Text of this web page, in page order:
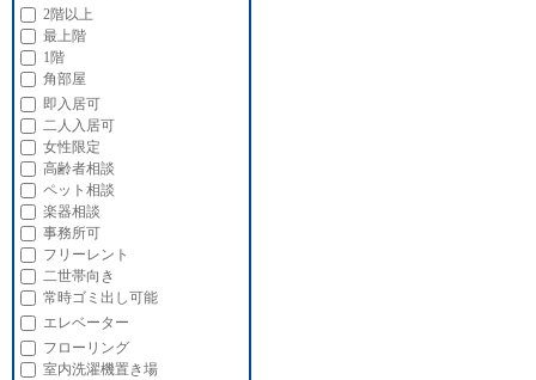
2階以上
最上階
1階
角部屋
即入居可
二人入居可
女性限定
高齢者相談
ペット相談
楽器相談
事務所可
フリーレント
二世帯向き
常時ゴミ出し可能
エレベーター
フローリング
室内洗濯機置き場